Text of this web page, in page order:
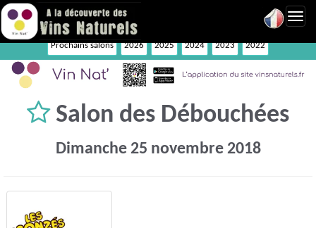
Prochains salons 2026 2025 2024 2023 2022
Salon des Débouchées
Dimanche 25 novembre 2018